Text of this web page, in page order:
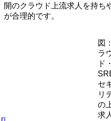
開のクラウド上流求人を持ち
が合理的です。
図
ラ
ド・
セ
リ
の
求